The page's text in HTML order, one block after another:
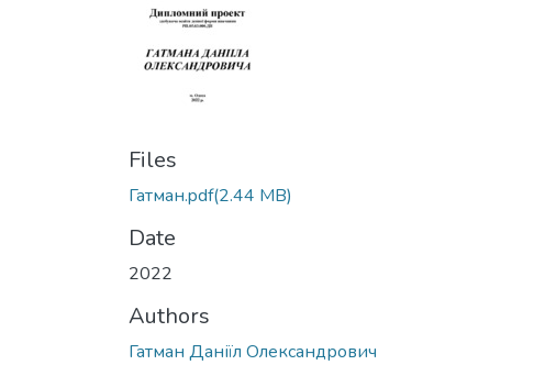
Files
Гатман.pdf(2.44 MB)
Date
2022
Authors
Гатман Даніїл Олександрович